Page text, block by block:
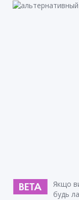
Якщо
будь